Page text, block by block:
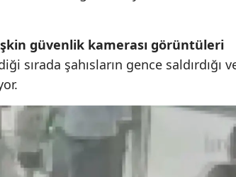
güvenlik kamerası görüntüleri
sırada şahısların gence saldırdığı